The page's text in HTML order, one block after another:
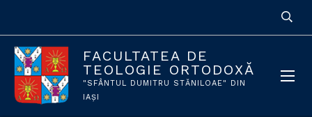
FACULTATEA DE
TEOLOGIE ORTODOXĂ
"SFÂNTUL DUMITRU STĂNILOAE" DIN
IAȘI